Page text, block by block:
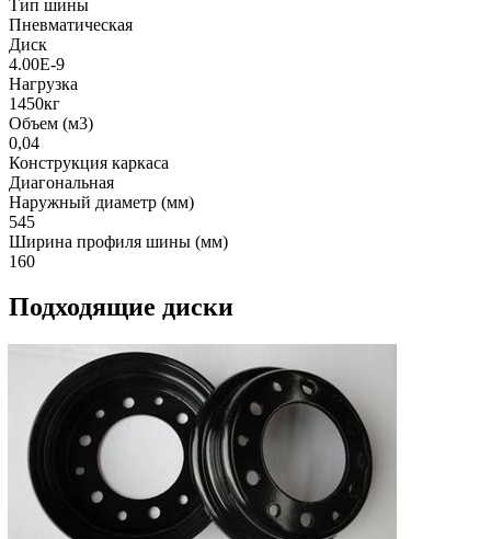
Тип шины
Пневматическая
Диск
4.00E-9
Нагрузка
1450кг
Объем (м3)
0,04
Конструкция каркаса
Диагональная
Наружный диаметр (мм)
545
Ширина профиля шины (мм)
160
Подходящие диски